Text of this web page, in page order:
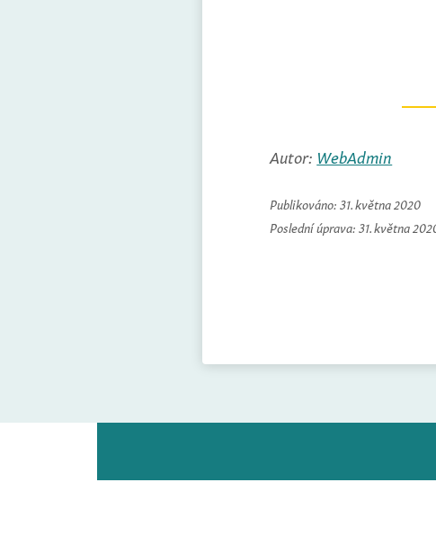
Autor: WebAdmin
Publikováno: 31. května 2020
Poslední úprava: 31. května